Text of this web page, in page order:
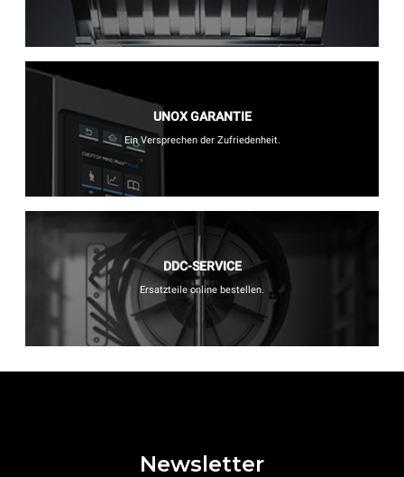
UNOX GARANTIE
Ein Versprechen der Zufriedenheit.
DDC-SERVICE
Ersatzteile online bestellen.
Newsletter